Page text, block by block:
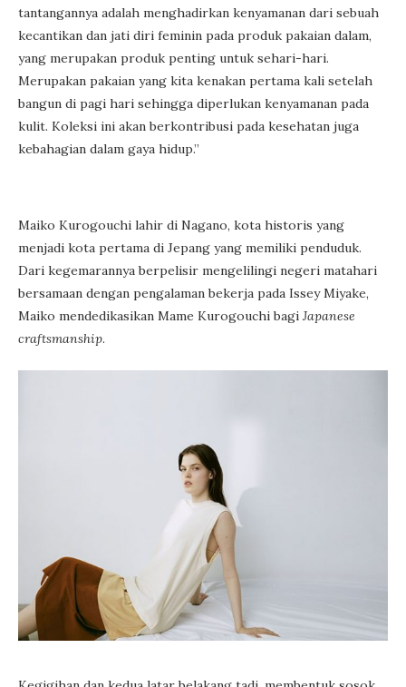
tantangannya adalah menghadirkan kenyamanan dari sebuah
kecantikan dan jati diri feminin pada produk pakaian dalam,
yang merupakan produk penting untuk sehari-hari.
Merupakan pakaian yang kita kenakan pertama kali setelah
bangun di pagi hari sehingga diperlukan kenyamanan pada
kulit. Koleksi ini akan berkontribusi pada kesehatan juga
kebahagian dalam gaya hidup.”
Maiko Kurogouchi lahir di Nagano, kota historis yang
menjadi kota pertama di Jepang yang memiliki penduduk.
Dari kegemarannya berpelisir mengelilingi negeri matahari
bersamaan dengan pengalaman bekerja pada Issey Miyake,
Maiko mendedikasikan Mame Kurogouchi bagi Japanese
craftsmanship.